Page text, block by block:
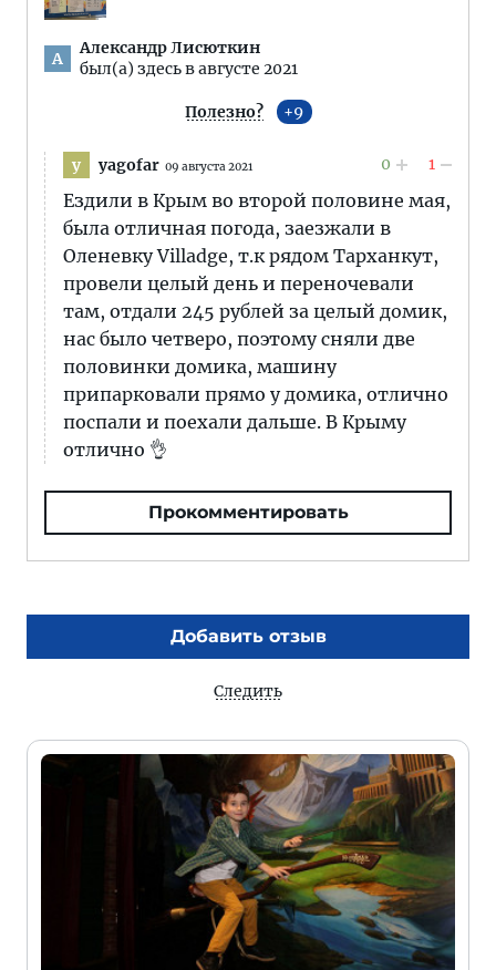
А
Александр Лисюткин
был(а) здесь в августе 2021
Полезно? 9
y yagofar 09 августа 2021 0 1
Ездили в Крым во второй половине мая,
была отличная погода, заезжали в
Оленевку Villadge, т.к рядом Тарханкут,
провели целый день и переночевали
там, отдали 245 рублей за целый домик,
нас было четверо, поэтому сняли две
половинки домика, машину
припарковали прямо у домика, отлично
поспали и поехали дальше. В Крыму
отлично 👌
Прокомментировать
Добавить отзыв
Следить